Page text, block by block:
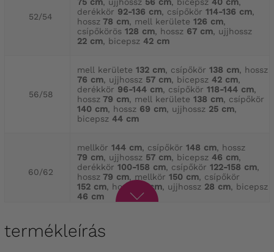
52/54
75 cm, ujjhossz 56 cm, bicepsz 40 cm,
derékkör 92-136 cm, csípőkör 114-136 cm,
hossz 78 cm, mell kerülete 126 cm,
csípőkörös 128 cm, hossz 67 cm, ujjhossz
22 cm, bicepsz 42 cm
56/58
mell kerülete 132 cm, csípőkör 138 cm, hossz
76 cm, ujjhossz 57 cm, bicepsz 42 cm,
derékkör 96-144 cm, csípőkör 118-144 cm,
hossz 79 cm, mell kerülete 138 cm, csípőkör
140 cm, hossz 69 cm, ujjhossz 25 cm,
bicepsz 44 cm
60/62
mellkör 144 cm, csípőkör 148 cm, hossz
79 cm, ujjhossz 57 cm, bicepsz 46 cm,
derékkör 100-158 cm, csípőkör 122-158 cm,
hossz 79 cm, mellkör 150 cm, csípőkör
152 cm, hossz 71 cm, ujjhossz 28 cm, bicepsz
46 cm
termékleírás